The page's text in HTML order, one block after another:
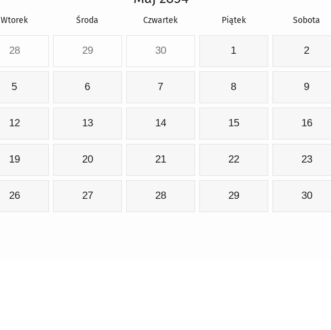
Wtorek Środa Czwartek Piątek Sobota
28 29 30 1 2
5 6 7 8 9
12 13 14 15 16
19 20 21 22 23
26 27 28 29 30